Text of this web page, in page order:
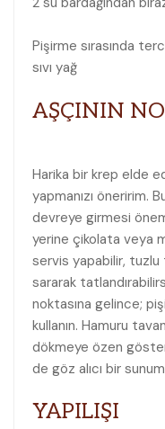
Pişirme sırasında
sıvı yağ
AŞÇININ
Harika bir krep elde
yapmanızı öneririm.
devreye girmesi
yerine çikolata veya
servis yapabilir,
sararak
noktasına gelince;
kullanın. Hamuru
dökmeye özen
de göz alıcı bir
YAPILIŞI